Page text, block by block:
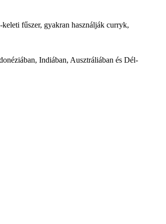
fűszer, gyakran használják curryk,
Indiában, Ausztráliában és Dél-